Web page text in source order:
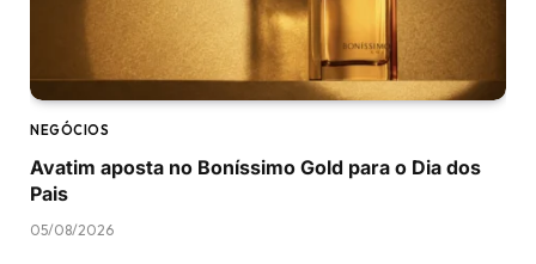
NEGÓCIOS
Avatim aposta no Boníssimo Gold para o Dia dos
Pais
05/08/2026